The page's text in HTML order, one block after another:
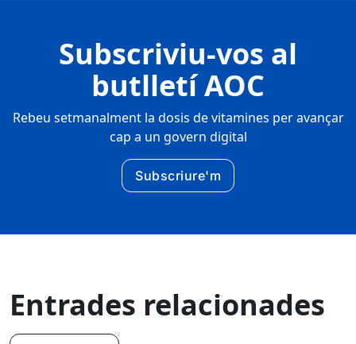
Subscriviu-vos al
butlletí AOC
Rebeu setmanalment la dosis de vitamines per avançar
cap a un govern digital
Subscriure'm
Entrades relacionades